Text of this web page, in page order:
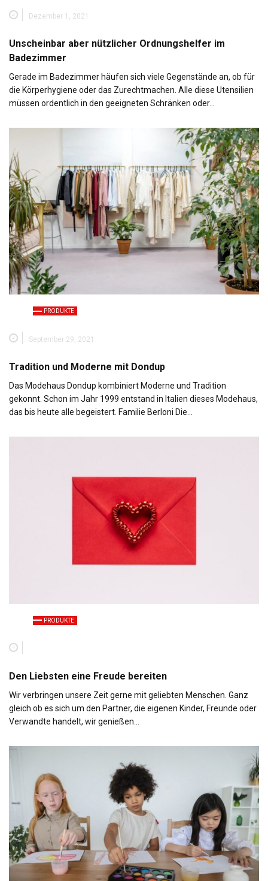
Dezember 1, 2021
Unscheinbar aber nützlicher Ordnungshelfer im
Badezimmer
Gerade im Badezimmer häufen sich viele Gegenstände an, ob für
die Körperhygiene oder das Zurechtmachen. Alle diese Utensilien
müssen ordentlich in den geeigneten Schränken oder…
PRODUKTE
September 29, 2021
Tradition und Moderne mit Dondup
Das Modehaus Dondup kombiniert Moderne und Tradition
gekonnt. Schon im Jahr 1999 entstand in Italien dieses Modehaus,
das bis heute alle begeistert. Familie Berloni Die…
PRODUKTE
Den Liebsten eine Freude bereiten
Wir verbringen unsere Zeit gerne mit geliebten Menschen. Ganz
gleich ob es sich um den Partner, die eigenen Kinder, Freunde oder
Verwandte handelt, wir genießen…